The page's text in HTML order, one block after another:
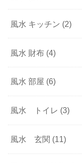
風水 キッチン (2)
風水 財布 (4)
風水 部屋 (6)
風水 トイレ (3)
風水 玄関 (11)